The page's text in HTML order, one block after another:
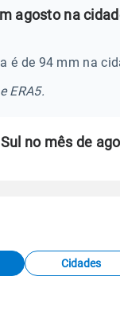
agosto na
é de 94 mm na
ERA5.
no mês de
Cidades